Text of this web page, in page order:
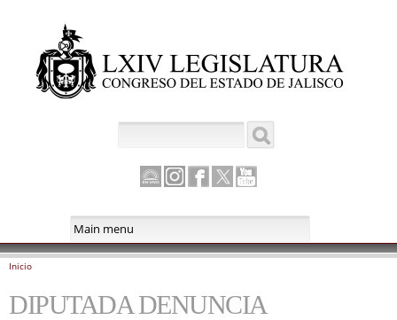
principal
Canal
Instagram
Facebook
Twitter
Inicio
DIPUTADA DENUNCIA